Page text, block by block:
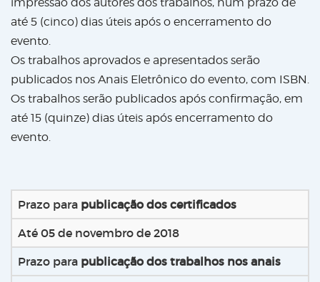
até 5 (cinco) dias úteis após o encerramento do
evento.
Os trabalhos aprovados e apresentados serão
publicados nos Anais Eletrônico do evento, com ISBN.
Os trabalhos serão publicados após confirmação, em
até 15 (quinze) dias úteis após encerramento do
evento.
Prazo para publicação dos certificados
Até 05 de novembro de 2018
Prazo para publicação dos trabalhos nos anais